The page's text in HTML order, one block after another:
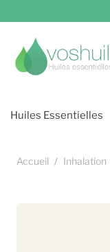
Huiles Essentielles
Accueil Inhalation